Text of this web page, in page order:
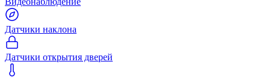
Датчики наклона
Датчики открытия дверей